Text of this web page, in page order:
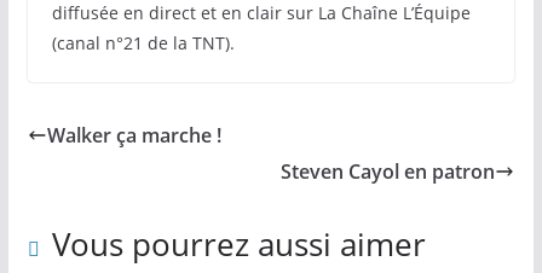
diffusée en direct et en clair sur La Chaîne L’Équipe
(canal n°21 de la TNT).
Walker ça marche !
Steven Cayol en patron
Vous pourrez aussi aimer